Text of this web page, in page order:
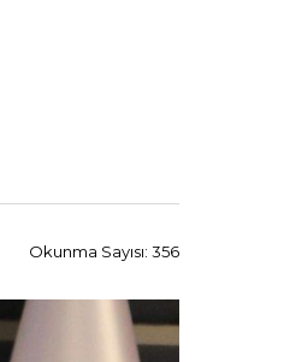
Okunma Sayısı: 356